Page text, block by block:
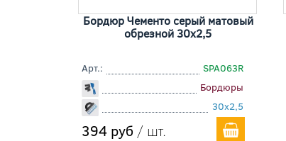
Бордюр Чементо серый матовый
обрезной 30x2,5
Арт.:
SPA063R
Бордюры
30x2,5
394 руб / шт.